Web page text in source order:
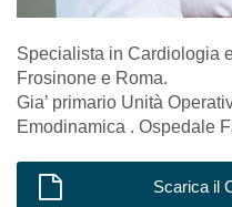
Specialista in Cardiologia
Frosinone e Roma.
Gia’ primario Unità
Emodinamica . Ospedale
Scarica il